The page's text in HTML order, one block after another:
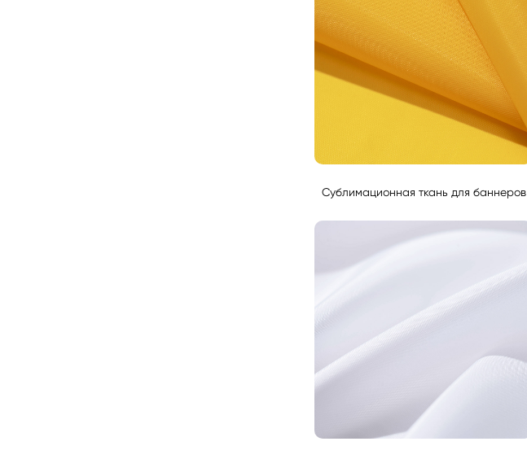
Сублимационная ткань для баннеров